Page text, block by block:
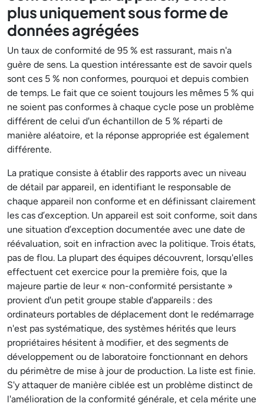
plus uniquement sous forme de
données agrégées
Un taux de conformité de 95 % est rassurant, mais n'a
guère de sens. La question intéressante est de savoir quels
sont ces 5 % non conformes, pourquoi et depuis combien
de temps. Le fait que ce soient toujours les mêmes 5 % qui
ne soient pas conformes à chaque cycle pose un problème
différent de celui d'un échantillon de 5 % réparti de
manière aléatoire, et la réponse appropriée est également
différente.
La pratique consiste à établir des rapports avec un niveau
de détail par appareil, en identifiant le responsable de
chaque appareil non conforme et en définissant clairement
les cas d’exception. Un appareil est soit conforme, soit dans
une situation d’exception documentée avec une date de
réévaluation, soit en infraction avec la politique. Trois états,
pas de flou. La plupart des équipes découvrent, lorsqu'elles
effectuent cet exercice pour la première fois, que la
majeure partie de leur « non-conformité persistante »
provient d'un petit groupe stable d'appareils : des
ordinateurs portables de déplacement dont le redémarrage
n'est pas systématique, des systèmes hérités que leurs
propriétaires hésitent à modifier, et des segments de
développement ou de laboratoire fonctionnant en dehors
du périmètre de mise à jour de production. La liste est finie.
S'y attaquer de manière ciblée est un problème distinct de
l'amélioration de la conformité générale, et cela mérite une